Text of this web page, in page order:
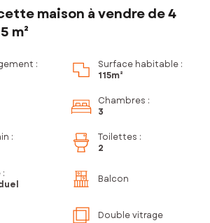
maison à vendre de 4
m²
:
Surface habitable :
115m²
Chambres :
3
:
Toilettes :
2
Balcon
Double vitrage